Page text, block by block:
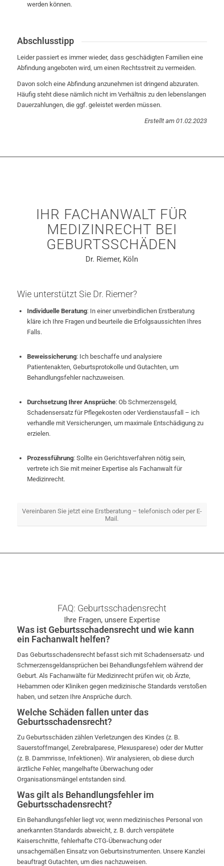
werden können.
Abschlusstipp
Leider passiert es immer wieder, dass geschädigten Familien eine
Abfindung angeboten wird, um einen Rechtsstreit zu vermeiden.
Davon solch eine Abfindung anzunehmen ist dringend abzuraten.
Häufig steht diese nämlich nicht im Verhältnis zu den lebenslangen
Dauerzahlungen, die ggf. geleistet werden müssen.
Erstellt am 01.02.2023
IHR FACHANWALT FÜR
MEDIZINRECHT BEI
GEBURTSSCHÄDEN
Dr. Riemer, Köln
Wie unterstützt Sie Dr. Riemer?
Individuelle Beratung: In einer unverbindlichen Erstberatung
kläre ich Ihre Fragen und beurteile die Erfolgsaussichten Ihres
Falls.
Beweissicherung: Ich beschaffe und analysiere
Patientenakten, Geburtsprotokolle und Gutachten, um
Behandlungsfehler nachzuweisen.
Durchsetzung Ihrer Ansprüche: Ob Schmerzensgeld,
Schadensersatz für Pflegekosten oder Verdienstausfall – ich
verhandle mit Versicherungen, um maximale Entschädigung zu
erzielen.
Prozessführung: Sollte ein Gerichtsverfahren nötig sein,
vertrete ich Sie mit meiner Expertise als Fachanwalt für
Medizinrecht.
Vereinbaren Sie jetzt eine Erstberatung – telefonisch oder per E-
Mail.
FAQ: Geburtsschadensrecht
Ihre Fragen, unsere Expertise
Was ist Geburtsschadensrecht und wie kann
ein Fachanwalt helfen?
Das Geburtsschadensrecht befasst sich mit Schadensersatz- und
Schmerzensgeldansprüchen bei Behandlungsfehlern während der
Geburt. Als Fachanwälte für Medizinrecht prüfen wir, ob Ärzte,
Hebammen oder Kliniken gegen medizinische Standards verstoßen
haben, und setzen Ihre Ansprüche durch.
Welche Schäden fallen unter das
Geburtsschadensrecht?
Zu Geburtsschäden zählen Verletzungen des Kindes (z. B.
Sauerstoffmangel, Zerebralparese, Plexusparese) oder der Mutter
(z. B. Dammrisse, Infektionen). Wir analysieren, ob diese durch
ärztliche Fehler, mangelhafte Überwachung oder
Organisationsmängel entstanden sind.
Was gilt als Behandlungsfehler im
Geburtsschadensrecht?
Ein Behandlungsfehler liegt vor, wenn medizinisches Personal von
anerkannten Standards abweicht, z. B. durch verspätete
Kaiserschnitte, fehlerhafte CTG-Überwachung oder
unsachgemäßen Einsatz von Geburtsinstrumenten. Unsere Kanzlei
beauftragt Gutachten, um dies nachzuweisen.